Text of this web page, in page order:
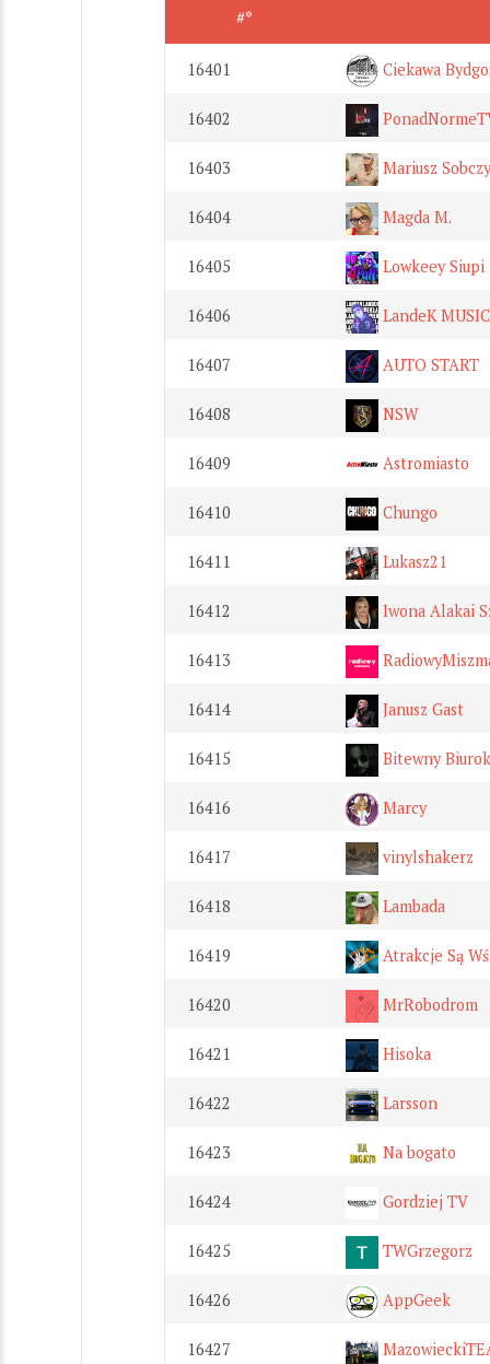
#*
16401 Ciekawa
16402
16403 Mariusz
16404 Magda M.
16405 Lowkeey Siupi
16406 LandeK MUSIC
16407 AUTO START
16408 NSW
16409 Astromiasto
16410 Chungo
16411 Lukasz21
16412 Iwona Alakai
16413
16414 Janusz Gast
16415 Bitewny
16416 Marcy
16417 vinylshakerz
16418 Lambada
16419 Atrakcje Są
16420 MrRobodrom
16421 Hisoka
16422 Larsson
16423 Na bogato
16424 Gordziej TV
16425 TWGrzegorz
16426 AppGeek
16427